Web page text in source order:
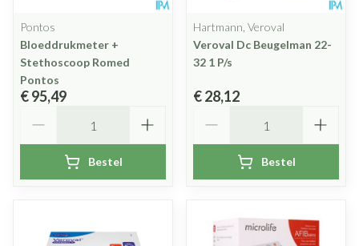
Pontos
Bloeddrukmeter +
Stethoscoop Romed
Pontos
€ 95,49
Bestel
Hartmann, Veroval
Veroval Dc Beugelman 22-
32 1 P/s
€ 28,12
Bestel